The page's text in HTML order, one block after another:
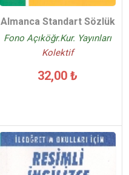
Almanca Standart Sözlük
Fono Açıköğr.Kur. Yayınları
Kolektif
32,00 ₺